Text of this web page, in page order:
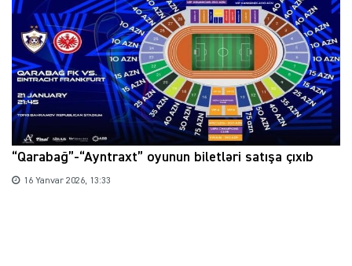
“Qarabağ”-“Ayntraxt” oyunun biletləri satışa çıxıb
16 Yanvar 2026, 13:33